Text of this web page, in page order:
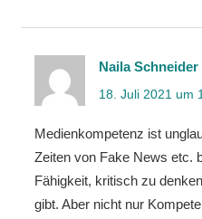
Naila Schneider
18. Juli 2021 um
Medienkompetenz ist
Zeiten von Fake News etc.
Fähigkeit, kritisch zu
gibt. Aber nicht nur